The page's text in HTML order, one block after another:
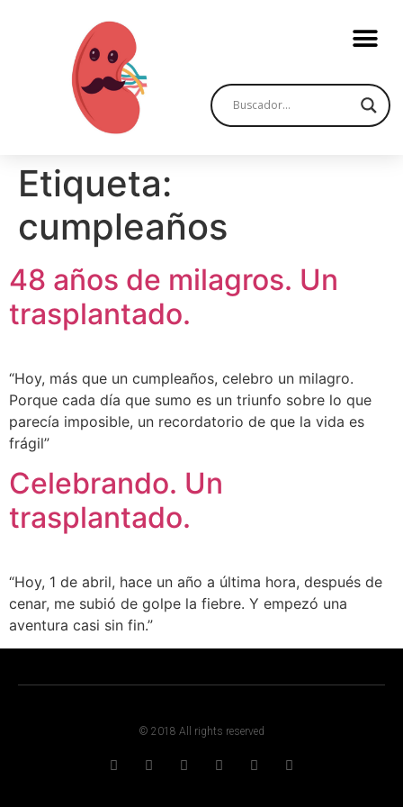
Etiqueta:
cumpleaños
48 años de milagros. Un
trasplantado.
“Hoy, más que un cumpleaños, celebro un milagro.
Porque cada día que sumo es un triunfo sobre lo que
parecía imposible, un recordatorio de que la vida es
frágil”
Celebrando. Un
trasplantado.
“Hoy, 1 de abril, hace un año a última hora, después de
cenar, me subió de golpe la fiebre. Y empezó una
aventura casi sin fin.”
© 2018 All rights reserved